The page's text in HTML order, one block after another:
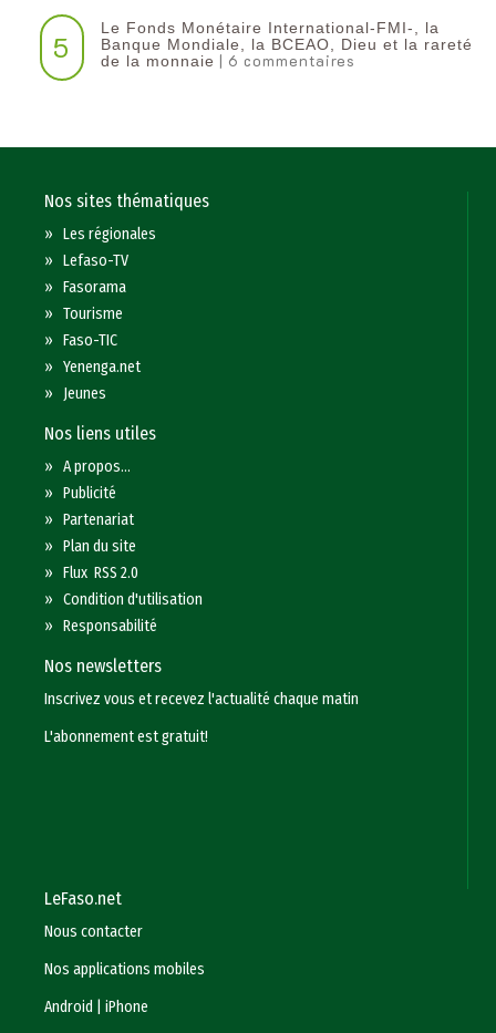
5
Le Fonds Monétaire International-FMI-, la
Banque Mondiale, la BCEAO, Dieu et la rareté
de la monnaie | 6 commentaires
Nos sites thématiques
»Les régionales
»Lefaso-TV
»Fasorama
»Tourisme
»Faso-TIC
»Yenenga.net
» Jeunes
Nos liens utiles
»A propos...
»Publicité
»Partenariat
»Plan du site
»Flux RSS 2.0
»Condition d'utilisation
»Responsabilité
Nos newsletters
Inscrivez vous et recevez l'actualité chaque matin
L'abonnement est gratuit!
LeFaso.net
Nous contacter
Nos applications mobiles
Android
|iPhone